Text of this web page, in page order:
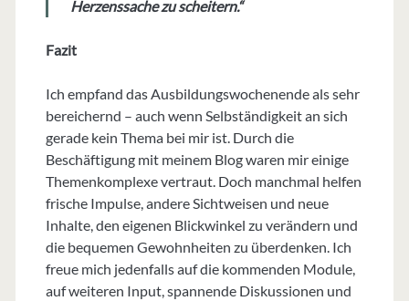
Herzenssache zu scheitern.“
Fazit
Ich empfand das Ausbildungswochenende als sehr
bereichernd – auch wenn Selbständigkeit an sich
gerade kein Thema bei mir ist. Durch die
Beschäftigung mit meinem Blog waren mir einige
Themenkomplexe vertraut. Doch manchmal helfen
frische Impulse, andere Sichtweisen und neue
Inhalte, den eigenen Blickwinkel zu verändern und
die bequemen Gewohnheiten zu überdenken. Ich
freue mich jedenfalls auf die kommenden Module,
auf weiteren Input, spannende Diskussionen und